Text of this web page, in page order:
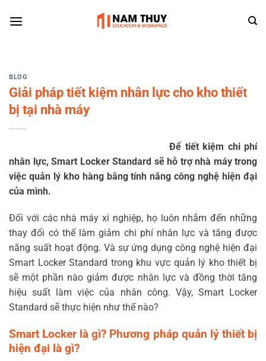
BLOG
Giải pháp tiết kiệm nhân lực cho kho thiết
bị tại nhà máy
Để tiết kiệm chi phí
nhân lực, Smart Locker Standard sẽ hỗ trợ nhà máy trong
việc quản lý kho hàng bằng tính năng công nghệ hiện đại
của mình.
Đối với các nhà máy xí nghiệp, họ luôn nhắm đến những
thay đổi có thể làm giảm chi phí nhân lực và tăng được
năng suất hoạt động. Và sự ứng dụng công nghệ hiện đại
Smart Locker Standard trong khu vực quản lý kho thiết bị
sẽ một phần nào giảm được nhân lực và đồng thời tăng
hiệu suất làm việc của nhân công. Vậy, Smart Locker
Standard sẽ thực hiện như thế nào?
Smart Locker là gì? Phương pháp quản lý thiết bị
hiện đại là gì?